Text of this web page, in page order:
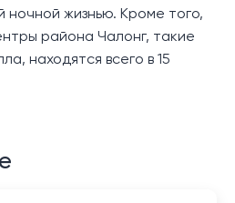
ночной жизнью. Кроме того,
района Чалонг, такие
находятся всего в 15